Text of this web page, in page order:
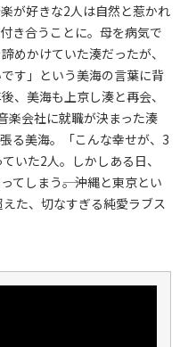
が好きな2人は自然と惹かれ
き合うことに。母を病気で
めかけていた湊だったが、
す」という美海の言葉に背
、美海も上京し湊と再会、
楽会社に就職が決まった湊
る美海。「こんな幸せが、3
いた2人。しかしある日、
しまう――。沖縄と東京とい
た、切なすぎる純愛ラブス